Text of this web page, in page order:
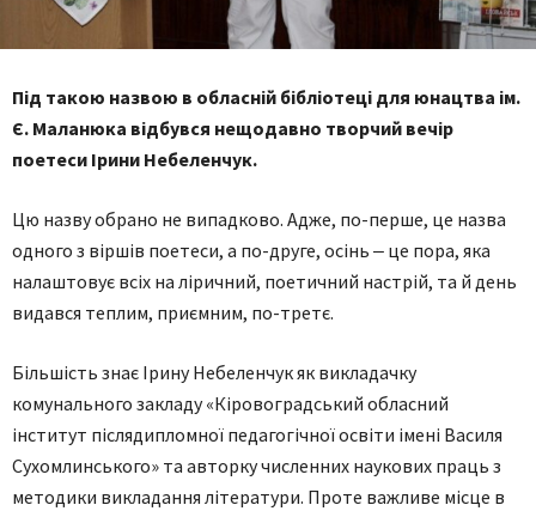
Під такою назвою в обласній бібліотеці для юнацтва ім.
Є. Маланюка відбувся нещодавно творчий вечір
поетеси Ірини Небеленчук.
Цю назву обрано не випадково. Адже, по-перше, це назва
одного з віршів поетеси, а по-друге, осінь ‒ це пора, яка
налаштовує всіх на ліричний, поетичний настрій, та й день
видався теплим, приємним, по-третє.
Більшість знає Ірину Небеленчук як викладачку
комунального закладу «Кіровоградський обласний
інститут післядипломної педагогічної освіти імені Василя
Сухомлинського» та авторку численних наукових праць з
методики викладання літератури. Проте важливе місце в